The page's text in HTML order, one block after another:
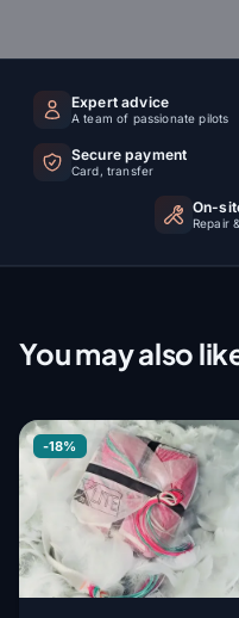
Expert advice
A team of passionate pilots
Secure payment
Card, transfer
On-
Repair
You may also
-18%